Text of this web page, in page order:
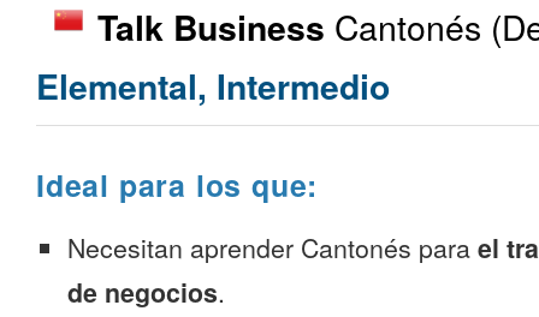
Talk Business Cantonés
Elemental, Intermedio
Ideal para los que:
Necesitan aprender Cantonés para el
de negocios.